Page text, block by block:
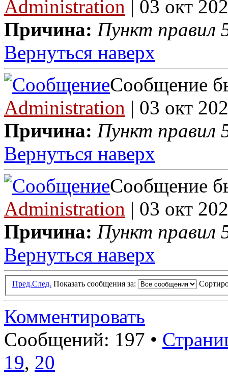
Administration | 03 окт
Причина: Пункт правил
Вернуться наверх
Сообщение
Administration | 03 окт
Причина: Пункт правил
Вернуться наверх
Сообщение
Administration | 03 окт
Причина: Пункт правил
Вернуться наверх
Пред.След. Показать сообщения за:
Комментировать
Сообщений: 197 •
19, 20